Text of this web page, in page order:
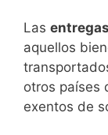
Las
aquellos
otros países
exentos de